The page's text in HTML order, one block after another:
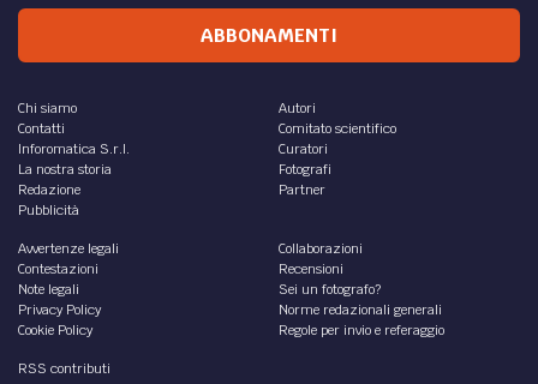
ABBONAMENTI
Chi siamo
Contatti
Inforomatica S.r.l.
La nostra storia
Redazione
Pubblicità
Autori
Comitato scientifico
Curatori
Fotografi
Partner
Avvertenze legali
Contestazioni
Note legali
Privacy Policy
Cookie Policy
Collaborazioni
Recensioni
Sei un fotografo?
Norme redazionali generali
Regole per invio e referaggio
RSS contributi